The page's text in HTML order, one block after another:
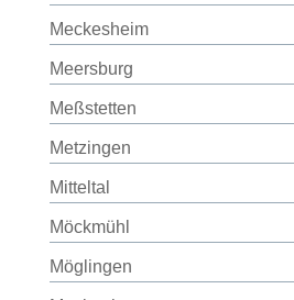
Meckesheim
Meersburg
Meßstetten
Metzingen
Mitteltal
Möckmühl
Möglingen